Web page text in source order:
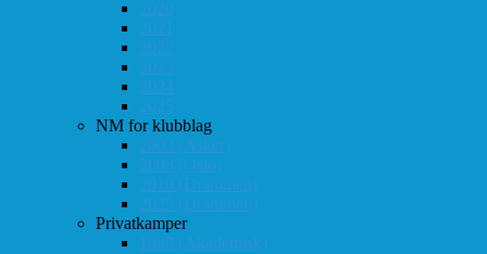
2020
2021
2022
2023
2024
2025
NM for klubblag
2003 (Asker)
2008 (Oslo)
2010 (Drammen)
2025 (Drammen)
Privatkamper
1998 (Akademisk)